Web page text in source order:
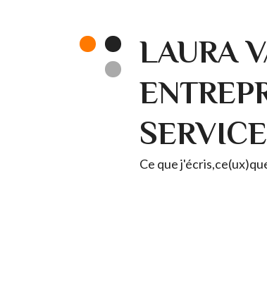
LAURA
SERVICE
Ce que